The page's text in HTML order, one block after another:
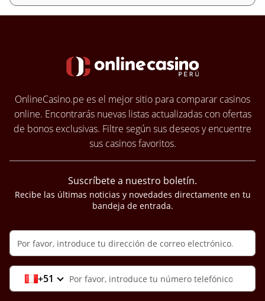
OnlineCasino.pe es el mejor sitio para comparar casinos
online. Encontrarás nuevas listas actualizadas con ofertas
de bonos exclusivas. Filtre según sus deseos y encuentre
sus casinos favoritos.
Suscríbete a nuestro boletín.
Recibe las últimas noticias y novedades directamente en tu
bandeja de entrada.
+51